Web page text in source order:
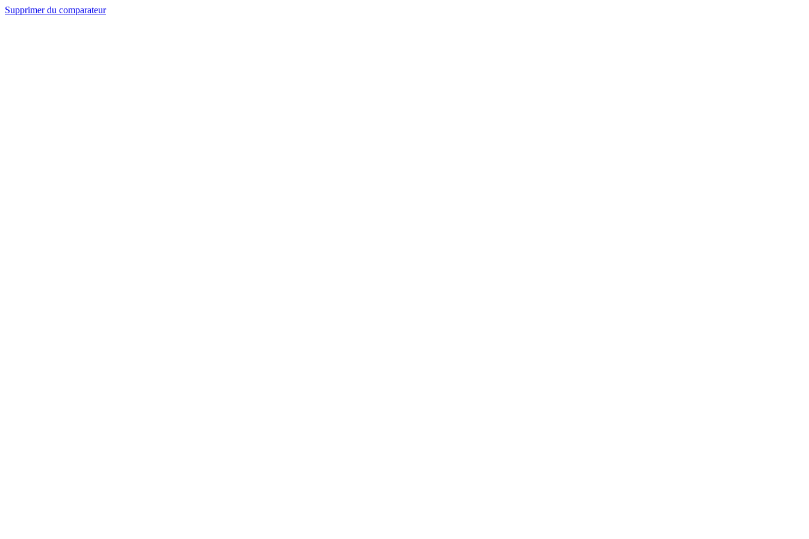
Supprimer du comparateur